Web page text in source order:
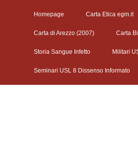
Homepage Carta Etica egm.it
Carta di Arezzo (2007) Carta
Storia Sangue Infetto Militari
Seminari USL 8 Dissenso Informato